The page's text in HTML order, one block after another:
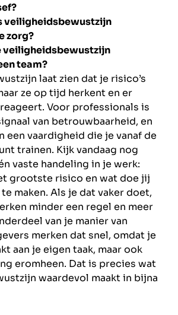
veiligheidsbewustzijn
zorg?
veiligheidsbewustzijn
team?
laat zien dat je risico’s
ze op tijd herkent en er
Voor professionals is
van betrouwbaarheid, en
een vaardigheid die je vanaf de
trainen. Kijk vandaag nog
vaste handeling in je werk:
grootste risico en wat doe jij
maken. Als je dat vaker doet,
minder een regel en meer
van je manier van
merken dat snel, omdat je
aan je eigen taak, maar ook
eromheen. Dat is precies wat
waardevol maakt in bijna